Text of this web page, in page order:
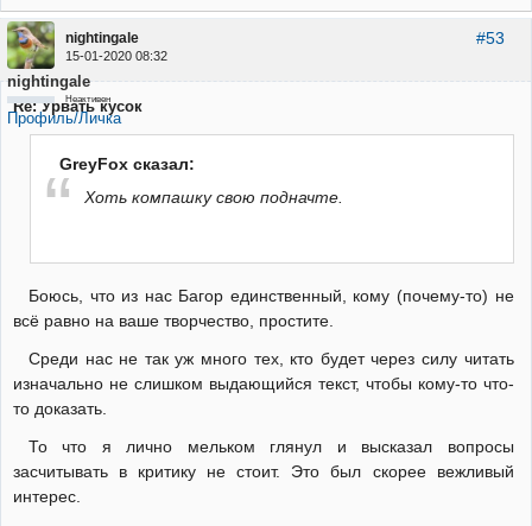
#53
nightingale
15-01-2020 08:32
nightingale
Неактивен
Профиль/Личка
Re: Урвать кусок
GreyFox сказал:
Хоть компашку свою подначте.
Боюсь, что из нас Багор единственный, кому (почему-то) не
всё равно на ваше творчество, простите.
Среди нас не так уж много тех, кто будет через силу читать
изначально не слишком выдающийся текст, чтобы кому-то что-
то доказать.
То что я лично мельком глянул и высказал вопросы
засчитывать в критику не стоит. Это был скорее вежливый
интерес.